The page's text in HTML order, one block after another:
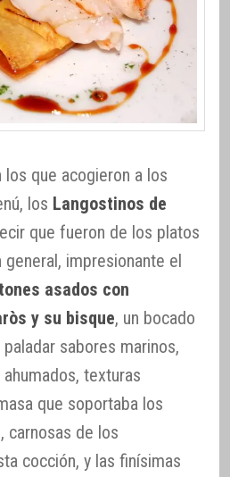
que acogieron a los
los Langostinos de
que fueron de los platos
impresionante el
asados con
y su bisque, un bocado
sabores marinos,
texturas
que soportaba los
carnosas de los
cocción, y las finísimas